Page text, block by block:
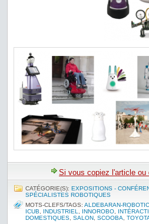
Si vous copiez l'article
CATÉGORIE(S): EXPOSITIONS -
SPÉCIALISTES ROBOTIQUES
MOTS-CLEFS/TAGS: ALDEBARAN-
ICUB
INDUSTRIEL INNOROBO
DOMESTIQUES SALON SCOOBA